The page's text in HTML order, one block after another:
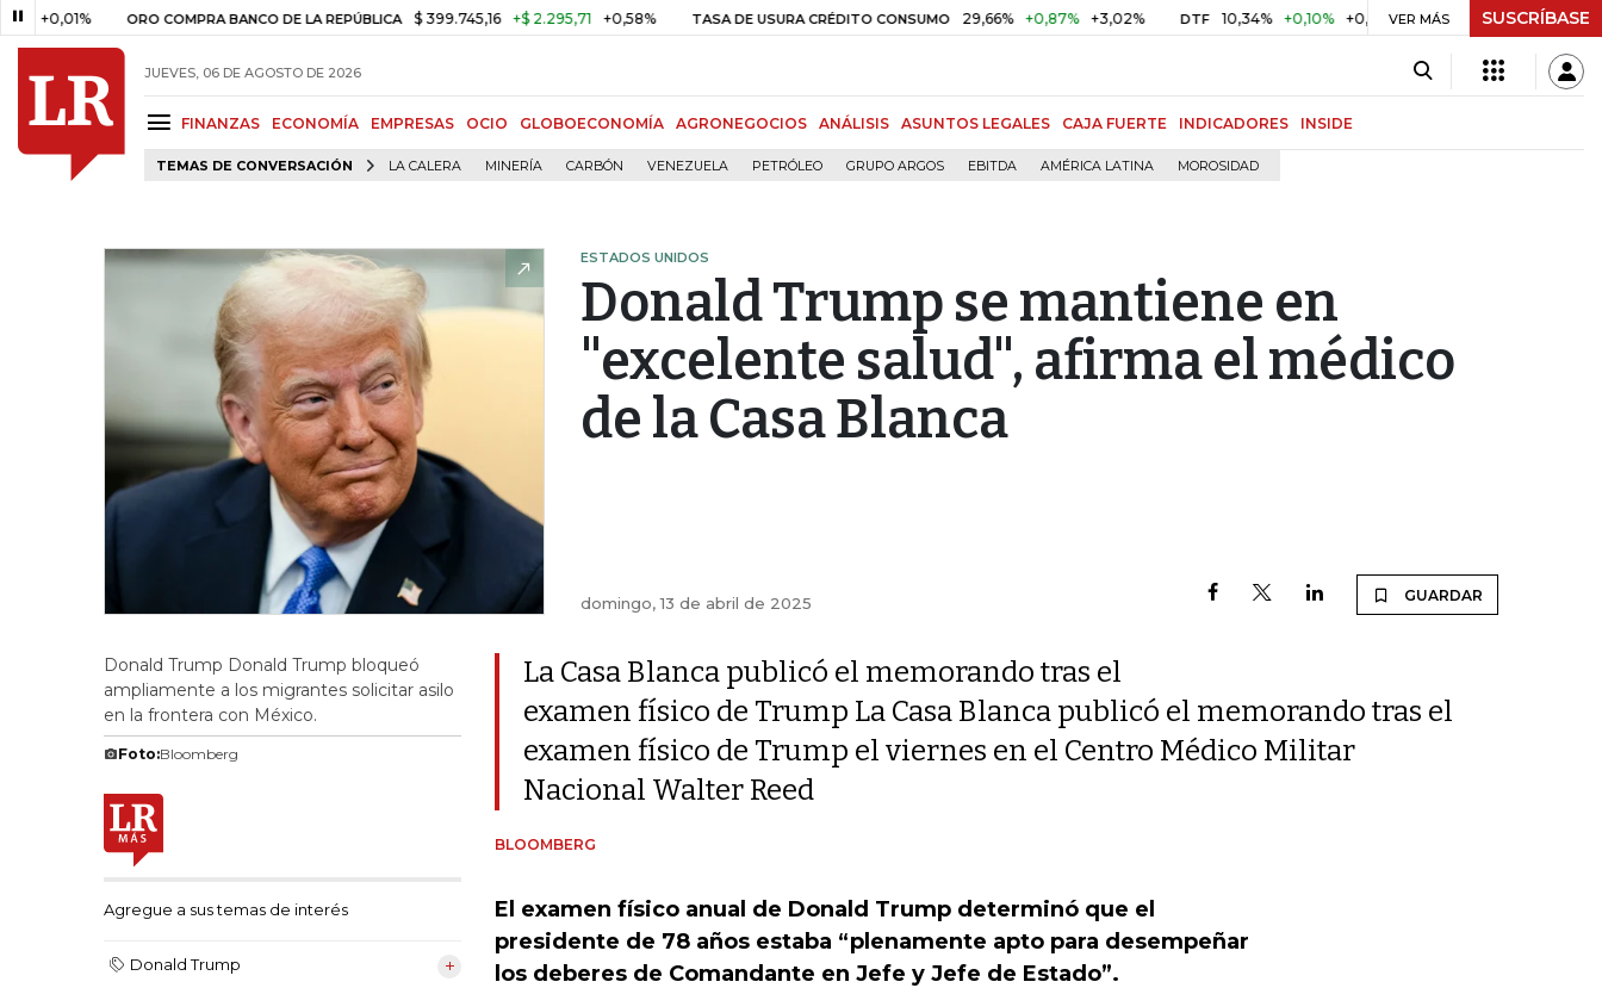
ORO COMPRA BANCO DE LA REPÚBLICA $ 399.745,16 +$ 2.295,71 +0,58% TASA DE USURA CRÉDITO CONSUMO 29,66% +0,87% +3,02% DTF 10,34% +0,10% +0,98% UVR $ 416,86 +$ 0,05 +0,01%
VER MÁS SUSCRÍBASE
JUEVES, 06 DE AGOSTO DE 2026
FINANZAS ECONOMÍA EMPRESAS OCIO GLOBOECONOMÍA AGRONEGOCIOS ANÁLISIS ASUNTOS LEGALES CAJA FUERTE INDICADORES INSIDE
TEMAS DE CONVERSACIÓN LA CALERA MINERÍA CARBÓN VENEZUELA PETRÓLEO GRUPO ARGOS EBITDA AMÉRICA LATINA MOROSIDAD
ESTADOS UNIDOS
Donald Trump se mantiene en
"excelente salud", afirma el médico
de la Casa Blanca
domingo, 13 de abril de 2025 GUARDAR
Donald Trump Donald Trump bloqueó
ampliamente a los migrantes solicitar asilo
en la frontera con México.
Foto:Bloomberg
Agregue a sus temas de interés
Donald Trump
La Casa Blanca publicó el memorando tras el
examen físico de Trump La Casa Blanca publicó el memorando tras el
examen físico de Trump el viernes en el Centro Médico Militar
Nacional Walter Reed
BLOOMBERG
El examen físico anual de Donald Trump determinó que el
presidente de 78 años estaba “plenamente apto para desempeñar
los deberes de Comandante en Jefe y Jefe de Estado”.